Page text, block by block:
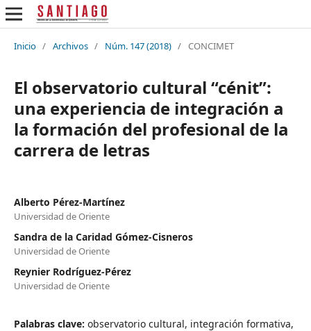
Inicio / Archivos / Núm. 147 (2018) / CONCIMET
El observatorio cultural “cénit”:
una experiencia de integración a
la formación del profesional de la
carrera de letras
Alberto Pérez-Martínez
Universidad de Oriente
Sandra de la Caridad Gómez-Cisneros
Universidad de Oriente
Reynier Rodríguez-Pérez
Universidad de Oriente
Palabras clave: observatorio cultural, integración formativa,